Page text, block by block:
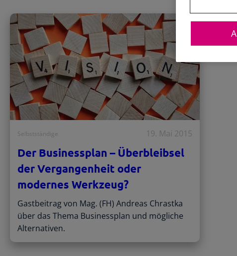
Selbstständige 19. Mai 2015
Der Businessplan – Überbleibsel
der Vergangenheit oder
modernes Werkzeug?
Gastbeitrag von Mag. (FH) Andreas Chrastka
über das Thema Businessplan und mögliche
Alternativen.